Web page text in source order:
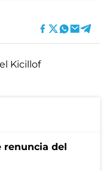
Kicillof
renuncia del